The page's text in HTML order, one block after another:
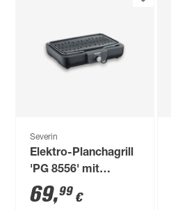
Severin
Elektro-Planchagrill
'PG 8556' mit
Grillplatte 2300 W
69,99 €